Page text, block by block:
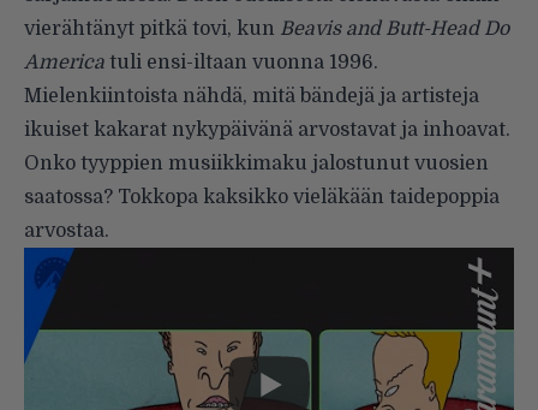
vierähtänyt pitkä tovi, kun Beavis and Butt-Head Do
America tuli ensi-iltaan vuonna 1996.
Mielenkiintoista nähdä, mitä bändejä ja artisteja
ikuiset kakarat nykypäivänä arvostavat ja inhoavat.
Onko tyyppien musiikkimaku jalostunut vuosien
saatossa? Tokkopa kaksikko vieläkään taidepoppia
arvostaa.